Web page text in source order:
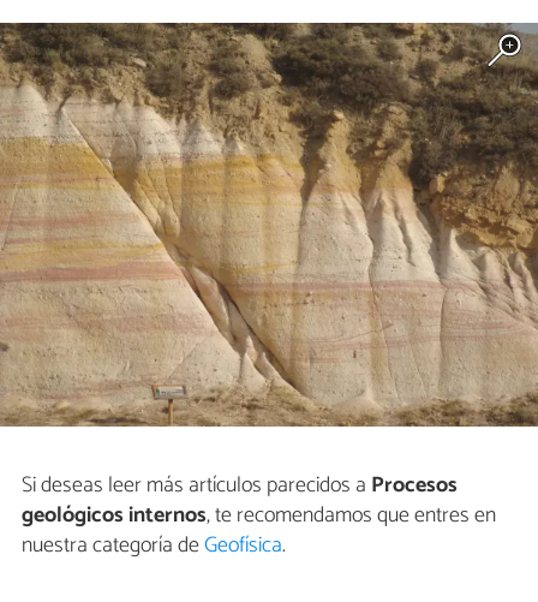
Si deseas leer más artículos parecidos a Procesos
geológicos internos, te recomendamos que entres en
nuestra categoría deGeofísica.